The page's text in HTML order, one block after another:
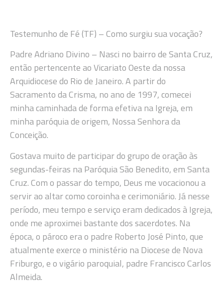
Testemunho de Fé (TF) – Como surgiu sua vocação?
Padre Adriano Divino – Nasci no bairro de Santa Cruz,
então pertencente ao Vicariato Oeste da nossa
Arquidiocese do Rio de Janeiro. A partir do
Sacramento da Crisma, no ano de 1997, comecei
minha caminhada de forma efetiva na Igreja, em
minha paróquia de origem, Nossa Senhora da
Conceição.
Gostava muito de participar do grupo de oração às
segundas-feiras na Paróquia São Benedito, em Santa
Cruz. Com o passar do tempo, Deus me vocacionou a
servir ao altar como coroinha e cerimoniário. Já nesse
período, meu tempo e serviço eram dedicados à Igreja,
onde me aproximei bastante dos sacerdotes. Na
época, o pároco era o padre Roberto José Pinto, que
atualmente exerce o ministério na Diocese de Nova
Friburgo, e o vigário paroquial, padre Francisco Carlos
Almeida.